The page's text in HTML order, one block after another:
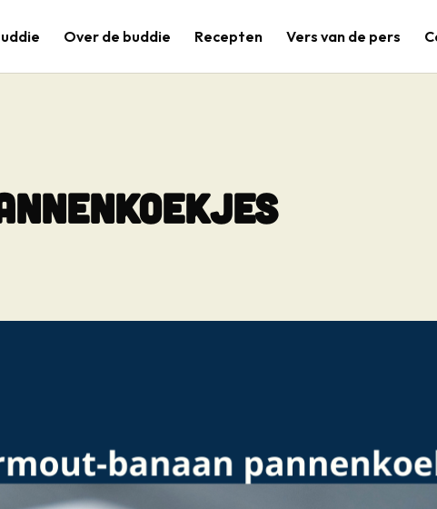
Over de buddie Recepten Vers van de pers